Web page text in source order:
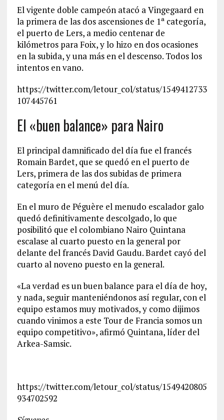
El vigente doble campeón atacó a Vingegaard en
la primera de las dos ascensiones de 1ª categoría,
el puerto de Lers, a medio centenar de
kilómetros para Foix, y lo hizo en dos ocasiones
en la subida, y una más en el descenso. Todos los
intentos en vano.
https://twitter.com/letour_col/status/1549412733
107445761
El «buen balance» para Nairo
El principal damnificado del día fue el francés
Romain Bardet, que se quedó en el puerto de
Lers, primera de las dos subidas de primera
categoría en el menú del día.
En el muro de Péguère el menudo escalador galo
quedó definitivamente descolgado, lo que
posibilitó que el colombiano Nairo Quintana
escalase al cuarto puesto en la general por
delante del francés David Gaudu. Bardet cayó del
cuarto al noveno puesto en la general.
«La verdad es un buen balance para el día de hoy,
y nada, seguir manteniéndonos así regular, con el
equipo estamos muy motivados, y como dijimos
cuando vinimos a este Tour de Francia somos un
equipo competitivo», afirmó Quintana, líder del
Arkea-Samsic.
https://twitter.com/letour_col/status/1549420805
934702592